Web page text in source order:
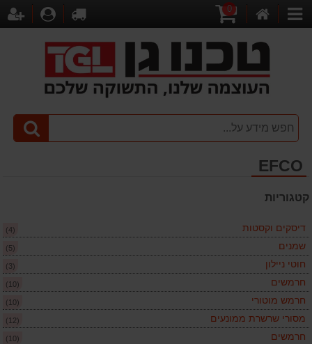
קטגוריות
הבית
0
לקופה
EFCO
קטגוריות
דיסקים וקסטות (4)
שמנים (5)
חוטי ניילון (3)
חרמשים (10)
חרמש מוטורי (10)
מסורי שרשרת ממונעים (12)
חרמשים (10)